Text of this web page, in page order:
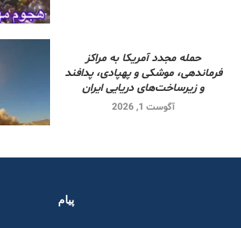
حمله مجدد آمریکا به مراکز
فرماندهی، موشکی و پهپادی، پدافند
و زیرساخت‌های دریایی ایران
آگوست 1, 2026
پیام